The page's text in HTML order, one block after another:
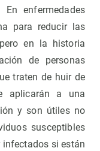
enfermedades
para reducir las
en la historia
de personas
traten de huir de
aplicarán a una
y son útiles no
susceptibles
infectados si están